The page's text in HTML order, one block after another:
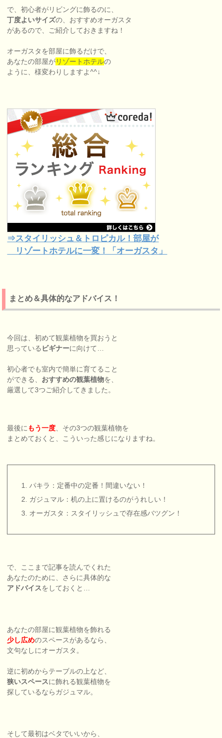
で、初心者がリビングに飾るのに、
丁度よいサイズの、おすすめオーガスタ
があるので、ご紹介しておきますね！
オーガスタを部屋に飾るだけで、
あなたの部屋がリゾートホテルの
ように、様変わりしますよ^^↓
⇒スタイリッシュ＆トロピカル！部屋が
リゾートホテルに一変！「オーガスタ」
まとめ＆具体的なアドバイス！
今回は、初めて観葉植物を買おうと
思っている ビギナーに向けて…
初心者でも室内で簡単に育てること
ができる、 おすすめの観葉植物を、
厳選して3つご紹介してきました。
最後に もう一度 、その3つの観葉植物を
まとめておくと、こういった感じになりますね。
パキラ：定番中の定番！間違いない！
ガジュマル：机の上に置けるのがうれしい！
オーガスタ：スタイリッシュで存在感バツグン！
で、ここまで記事を読んでくれた
あなたのために、さらに具体的な
アドバイスをしておくと…
あなたの部屋に観葉植物を飾れる
少し広めのスペースがあるなら、
文句なしにオーガスタ。
逆に初めからテーブルの上など、
狭いスペースに飾れる観葉植物を
探しているならガジュマル。
そして最初はベタでいいから、